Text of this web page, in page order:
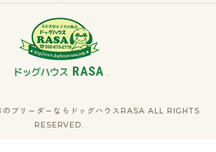
ブリーダーならドッグハウスRASA ALL RIGHTS
RESERVED.